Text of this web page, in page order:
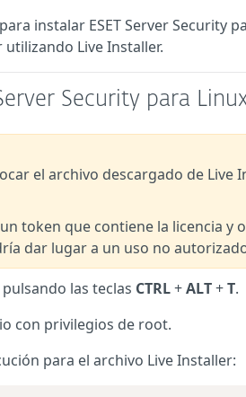
instalar ESET Server Security
utilizando Live Installer.
Security para
el archivo descargado de Live
token que contiene la licencia
dar lugar a un uso no
las teclas CTRL+ALT+T.
con privilegios de root.
para el archivo Live Installer: